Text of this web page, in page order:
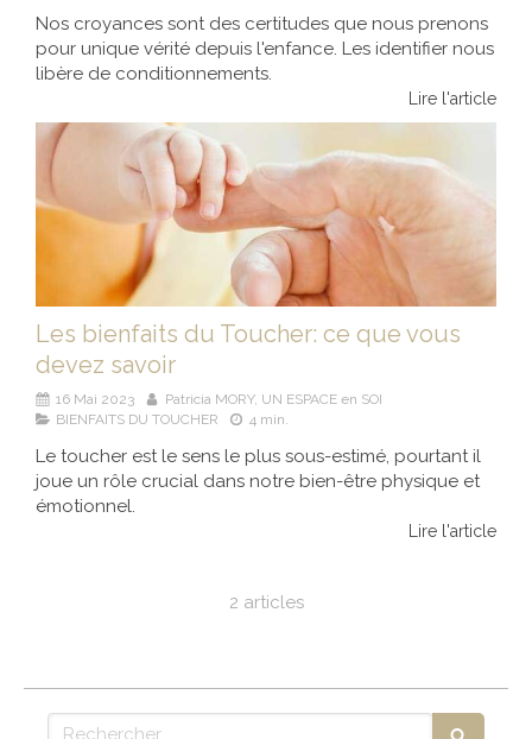
Nos croyances sont des certitudes que nous prenons
pour unique vérité depuis l'enfance. Les identifier nous
libère de conditionnements.
Lire l'article
Les bienfaits du Toucher: ce que vous
devez savoir
16 Mai 2023
Patricia MORY, UN ESPACE en SOI
BIENFAITS DU TOUCHER
4 min.
Le toucher est le sens le plus sous-estimé, pourtant il
joue un rôle crucial dans notre bien-être physique et
émotionnel.
Lire l'article
2 articles
Rechercher